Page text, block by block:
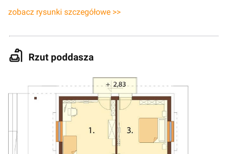
zobacz rysunki szczegółowe >>
Rzut poddasza